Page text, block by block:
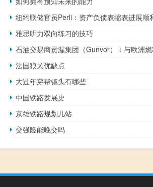
纽约联储官员Perli：资产负债表缩表进展顺
雅思听力双向练习的技巧
法国狼犬优缺点
大过年穿帮镜头有哪些
中国铁路发展史
京雄铁路规划几站
交强险能晚交吗